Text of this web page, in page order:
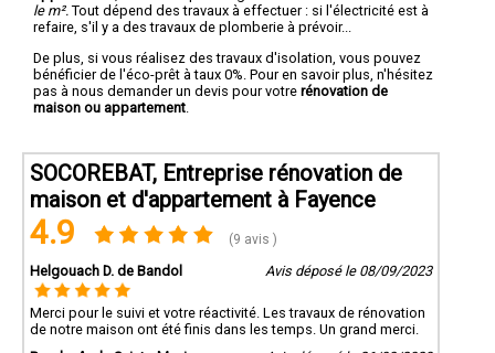
le m². Tout dépend des travaux à effectuer : si l'électricité est à
refaire, s'il y a des travaux de plomberie à prévoir...
De plus, si vous réalisez des travaux d'isolation, vous pouvez
bénéficier de l'éco-prêt à taux 0%. Pour en savoir plus, n'hésitez
pas à nous demander un devis pour votre rénovation de
maison ou appartement
SOCOREBAT, Entreprise rénovation de
maison et d'appartement à Fayence
4.9 (9 avis )
Helgouach D. de Bandol Avis déposé le 08/09/2023
Merci pour le suivi et votre réactivité. Les travaux de rénovation
de notre maison ont été finis dans les temps. Un grand merci.